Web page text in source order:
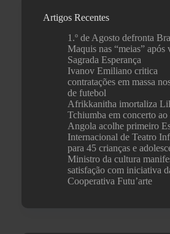
Artigos Recentes
1.º de Agosto defronta
Maquis nas “meias” após
Sagrada Esperança
Ivanov Emiliano critica
contratações em massa
de futebol
Afrikkanitha imortaliza
Tchiumba em concerto
Angola acolhe primeiro
Internacional de Teatro
para 45 crianças e
Ministro da cultura
satisfação com iniciativa
Cooperativa Futu’arte